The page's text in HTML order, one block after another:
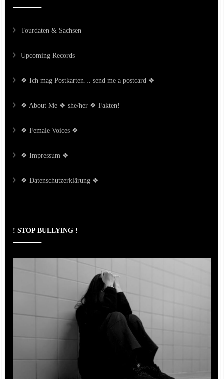
Tourdaten & Sachsen
Upcoming Records
❖ Ich mag Postkarten… send me a postcard ❖
❖ About Me ❖ she/her ❖ Fakten!
❖ Female Voices ❖
❖ Impressum ❖
❖ Datenschutzerklärung ❖
! STOP BULLYING !